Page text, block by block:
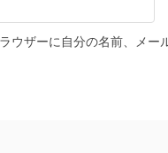
ウザーに自分の名前、メー